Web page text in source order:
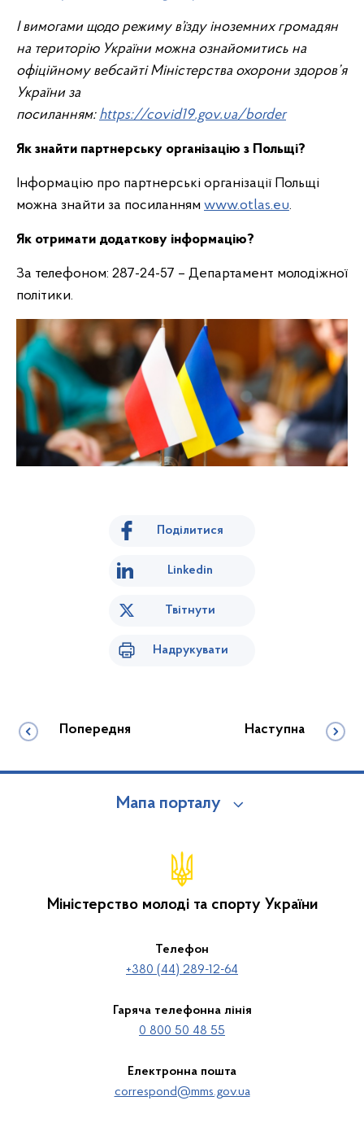
І вимогами щодо режиму в’їзду іноземних громадян
на територію України можна ознайомитись на
офіційному вебсайті Міністерства охорони здоров’я
України за
посиланням: https://covid19.gov.ua/border
Як знайти партнерську організацію з Польщі?
Інформацію про партнерські організації Польщі
можна знайти за посиланням www.otlas.eu.
Як отримати додаткову інформацію?
За телефоном: 287-24-57 – Департамент молодіжної
політики.
Поділитися
Linkedin
Твітнути
Надрукувати
Попередня Наступна
Мапа порталу
Міністерство молоді та спорту України
Телефон
+380 (44) 289-12-64
Гаряча телефонна лінія
0 800 50 48 55
Електронна пошта
correspond@mms.gov.ua